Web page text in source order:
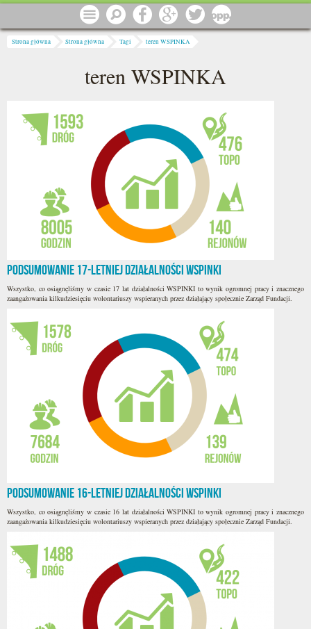
Przejdź do treści Menu Szukaj Facebook Google Twitter
Jesteś tutaj
Strona główna Strona główna Tagi teren WSPINKA
teren WSPINKA
Podsumowanie 17-letniej działalności WSPINKI
Wszystko, co osiągnęliśmy w czasie 17 lat działalności WSPINKI to wynik ogromnej pracy i znacznego
zaangażowania kilkudziesięciu wolontariuszy wspieranych przez działający społecznie Zarząd Fundacji.
Podsumowanie 16-letniej działalności WSPINKI
Wszystko, co osiągnęliśmy w czasie 16 lat działalności WSPINKI to wynik ogromnej pracy i znacznego
zaangażowania kilkudziesięciu wolontariuszy wspieranych przez działający społecznie Zarząd Fundacji.